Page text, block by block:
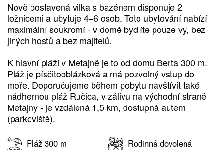
Nově postavená vilka s bazénem disponuje 2
ložnicemi a ubytuje 4–6 osob. Toto ubytování nabízí
maximální soukromí - v domě bydlíte pouze vy, bez
jiných hostů a bez majitelů.
K hlavní pláži v Metajně je to od domu Berta 300 m.
Pláž je písčitooblázková a má pozvolný vstup do
moře. Doporučujeme během pobytu navštívit také
nádhernou pláž Ručica, v zálivu na východní straně
Metajny - je vzdálená 1,5 km, dostupná autem
(parkoviště).
Pláž 300 m
Rodinná dovolená